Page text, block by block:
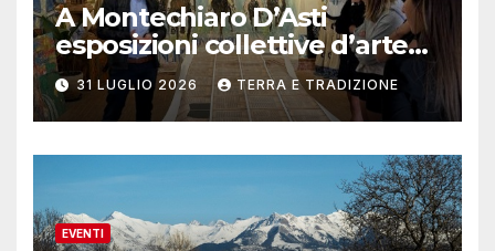
A Montechiaro D’Asti
esposizioni collettive d’arte
contemporanea
31 LUGLIO 2026 TERRA E TRADIZIONE
EVENTI